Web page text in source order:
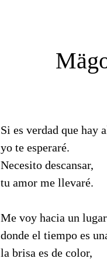
Si es verdad que hay
yo te esperaré.
Necesito descansar,
tu amor me llevaré.
Me voy hacia un lugar
donde el tiempo es
la brisa es de color,